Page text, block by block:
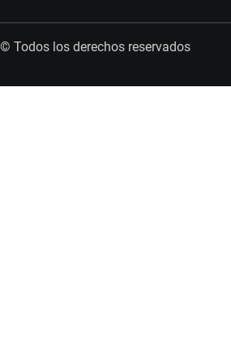
Todos los derechos reservados